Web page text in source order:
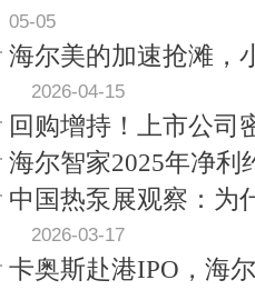
05-05
海尔美的加速抢滩，
2026-04-15
回购增持！上市公司
海尔智家2025年净利
中国热泵展观察：为
2026-03-17
卡奥斯赴港IPO，海